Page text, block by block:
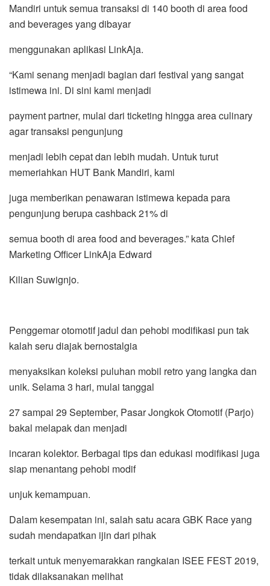
Mandiri untuk semua transaksi di 140 booth di area food
and beverages yang dibayar
menggunakan aplikasi LinkAja.
“Kami senang menjadi bagian dari festival yang sangat
istimewa ini. Di sini kami menjadi
payment partner, mulai dari ticketing hingga area culinary
agar transaksi pengunjung
menjadi lebih cepat dan lebih mudah. Untuk turut
memeriahkan HUT Bank Mandiri, kami
juga memberikan penawaran istimewa kepada para
pengunjung berupa cashback 21% di
semua booth di area food and beverages.” kata Chief
Marketing Officer LinkAja Edward
Kilian Suwignjo.
Penggemar otomotif jadul dan pehobi modifikasi pun tak
kalah seru diajak bernostalgia
menyaksikan koleksi puluhan mobil retro yang langka dan
unik. Selama 3 hari, mulai tanggal
27 sampai 29 September, Pasar Jongkok Otomotif (Parjo)
bakal melapak dan menjadi
incaran kolektor. Berbagai tips dan edukasi modifikasi juga
siap menantang pehobi modif
unjuk kemampuan.
Dalam kesempatan ini, salah satu acara GBK Race yang
sudah mendapatkan ijin dari pihak
terkait untuk menyemarakkan rangkaian ISEE FEST 2019,
tidak dilaksanakan melihat